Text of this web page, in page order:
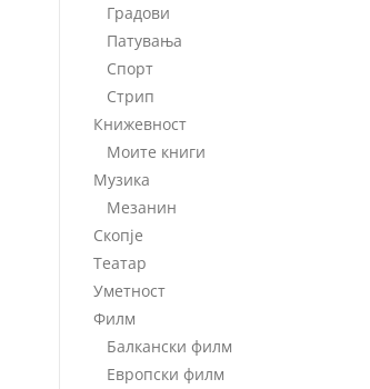
Градови
Патувања
Спорт
Стрип
Книжевност
Моите книги
Музика
Мезанин
Скопје
Театар
Уметност
Филм
Балкански филм
Европски филм